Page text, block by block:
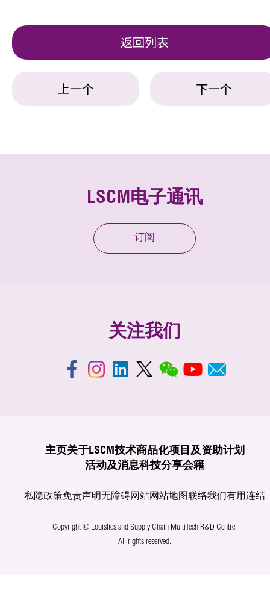
返回列表
上一个 下一个
LSCM电子通讯
订阅
关注我们
主页关于LSCM技术商品化项目及资助计划
活动及消息科技分享会籍
私隐政策免责声明无障碍网站网站地图联络我们有用连结
Copyright © Logistics and Supply Chain MultiTech R&D Centre.
All rights reserved.